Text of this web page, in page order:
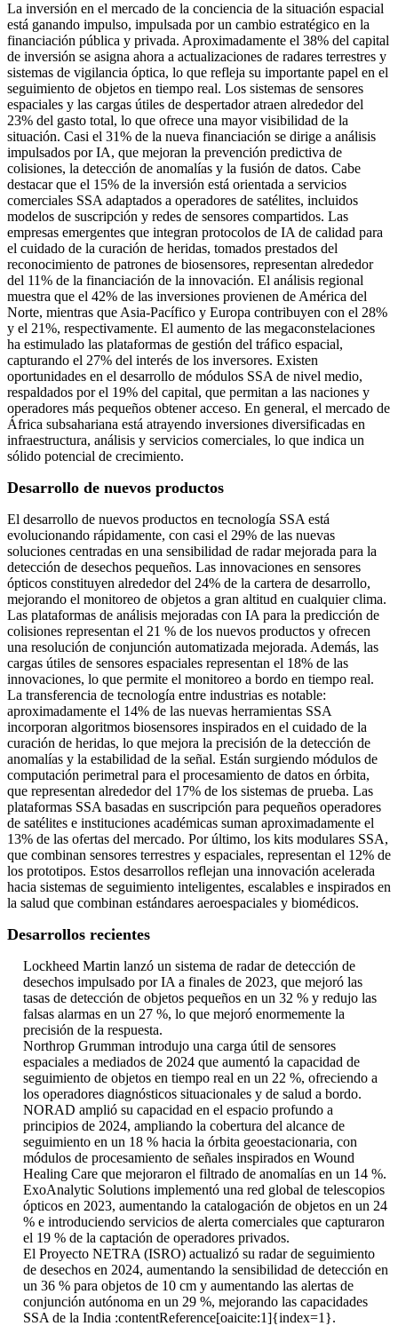
La inversión en el mercado de la conciencia de la situación espacial
está ganando impulso, impulsada por un cambio estratégico en la
financiación pública y privada. Aproximadamente el 38% del capital
de inversión se asigna ahora a actualizaciones de radares terrestres y
sistemas de vigilancia óptica, lo que refleja su importante papel en el
seguimiento de objetos en tiempo real. Los sistemas de sensores
espaciales y las cargas útiles de despertador atraen alrededor del
23% del gasto total, lo que ofrece una mayor visibilidad de la
situación. Casi el 31% de la nueva financiación se dirige a análisis
impulsados ​​por IA, que mejoran la prevención predictiva de
colisiones, la detección de anomalías y la fusión de datos. Cabe
destacar que el 15% de la inversión está orientada a servicios
comerciales SSA adaptados a operadores de satélites, incluidos
modelos de suscripción y redes de sensores compartidos. Las
empresas emergentes que integran protocolos de IA de calidad para
el cuidado de la curación de heridas, tomados prestados del
reconocimiento de patrones de biosensores, representan alrededor
del 11% de la financiación de la innovación. El análisis regional
muestra que el 42% de las inversiones provienen de América del
Norte, mientras que Asia-Pacífico y Europa contribuyen con el 28%
y el 21%, respectivamente. El aumento de las megaconstelaciones
ha estimulado las plataformas de gestión del tráfico espacial,
capturando el 27% del interés de los inversores. Existen
oportunidades en el desarrollo de módulos SSA de nivel medio,
respaldados por el 19% del capital, que permitan a las naciones y
operadores más pequeños obtener acceso. En general, el mercado de
África subsahariana está atrayendo inversiones diversificadas en
infraestructura, análisis y servicios comerciales, lo que indica un
sólido potencial de crecimiento.
Desarrollo de nuevos productos
El desarrollo de nuevos productos en tecnología SSA está
evolucionando rápidamente, con casi el 29% de las nuevas
soluciones centradas en una sensibilidad de radar mejorada para la
detección de desechos pequeños. Las innovaciones en sensores
ópticos constituyen alrededor del 24% de la cartera de desarrollo,
mejorando el monitoreo de objetos a gran altitud en cualquier clima.
Las plataformas de análisis mejoradas con IA para la predicción de
colisiones representan el 21 % de los nuevos productos y ofrecen
una resolución de conjunción automatizada mejorada. Además, las
cargas útiles de sensores espaciales representan el 18% de las
innovaciones, lo que permite el monitoreo a bordo en tiempo real.
La transferencia de tecnología entre industrias es notable:
aproximadamente el 14% de las nuevas herramientas SSA
incorporan algoritmos biosensores inspirados en el cuidado de la
curación de heridas, lo que mejora la precisión de la detección de
anomalías y la estabilidad de la señal. Están surgiendo módulos de
computación perimetral para el procesamiento de datos en órbita,
que representan alrededor del 17% de los sistemas de prueba. Las
plataformas SSA basadas en suscripción para pequeños operadores
de satélites e instituciones académicas suman aproximadamente el
13% de las ofertas del mercado. Por último, los kits modulares SSA,
que combinan sensores terrestres y espaciales, representan el 12% de
los prototipos. Estos desarrollos reflejan una innovación acelerada
hacia sistemas de seguimiento inteligentes, escalables e inspirados en
la salud que combinan estándares aeroespaciales y biomédicos.
Desarrollos recientes
Lockheed Martin lanzó un sistema de radar de detección de
desechos impulsado por IA a finales de 2023, que mejoró las
tasas de detección de objetos pequeños en un 32 % y redujo las
falsas alarmas en un 27 %, lo que mejoró enormemente la
precisión de la respuesta.
Northrop Grumman introdujo una carga útil de sensores
espaciales a mediados de 2024 que aumentó la capacidad de
seguimiento de objetos en tiempo real en un 22 %, ofreciendo a
los operadores diagnósticos situacionales y de salud a bordo.
NORAD amplió su capacidad en el espacio profundo a
principios de 2024, ampliando la cobertura del alcance de
seguimiento en un 18 % hacia la órbita geoestacionaria, con
módulos de procesamiento de señales inspirados en Wound
Healing Care que mejoraron el filtrado de anomalías en un 14 %.
ExoAnalytic Solutions implementó una red global de telescopios
ópticos en 2023, aumentando la catalogación de objetos en un 24
% e introduciendo servicios de alerta comerciales que capturaron
el 19 % de la captación de operadores privados.
El Proyecto NETRA (ISRO) actualizó su radar de seguimiento
de desechos en 2024, aumentando la sensibilidad de detección en
un 36 % para objetos de 10 cm y aumentando las alertas de
conjunción autónoma en un 29 %, mejorando las capacidades
SSA de la India :contentReference[oaicite:1]{index=1}.